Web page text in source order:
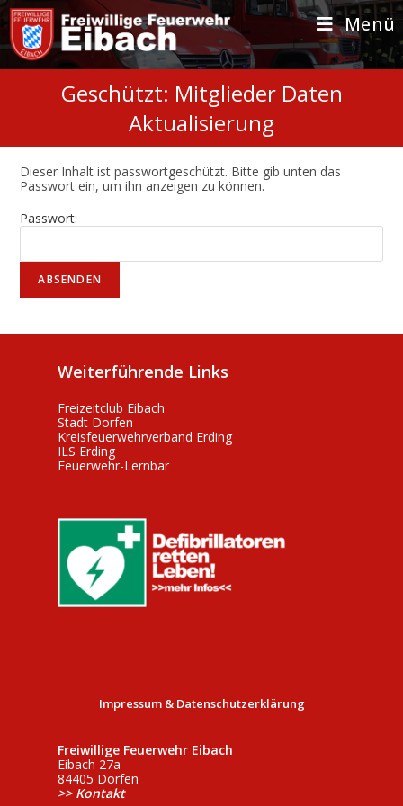
Zum
Inhalt
springen
Menü
Geschützt: Mitglieder Daten
Aktualisierung
Dieser Inhalt ist passwortgeschützt. Bitte gib unten das
Passwort ein, um ihn anzeigen zu können.
Passwort:
Weiterführende Links
Freizeitclub Eibach
Stadt Dorfen
Kreisfeuerwehrverband Erding
ILS Erding
Feuerwehr-Lernbar
Impressum & Datenschutzerklärung
Freiwillige Feuerwehr Eibach
Eibach 27a
84405 Dorfen
>> Kontakt